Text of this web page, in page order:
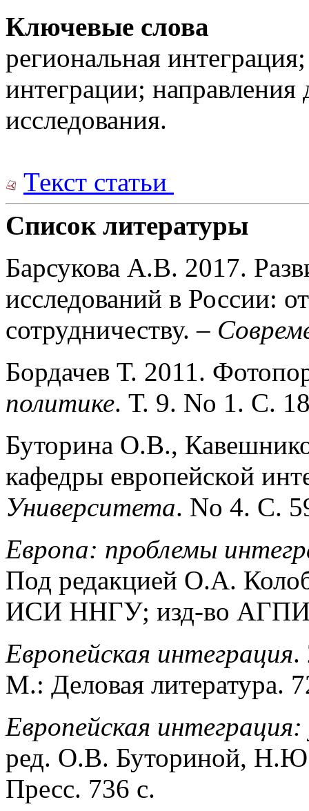
Ключевые слова
региональная
интеграции;
исследования.
Текст статьи
Список литературы
Барсукова А.В. 2017.
исследований в России:
сотрудничеству. –
Бордачев Т. 2011.
политике. Т. 9. No 1. С.
Буторина О.В.,
кафедры европейской
Университета. No 4. С.
Европа: проблемы
Под редакцией О.А.
ИСИ ННГУ; изд-во АГПИ
Европейская интеграция.
М.: Деловая литература.
Европейская интеграция:
ред. О.В. Буториной,
Пресс. 736 с.